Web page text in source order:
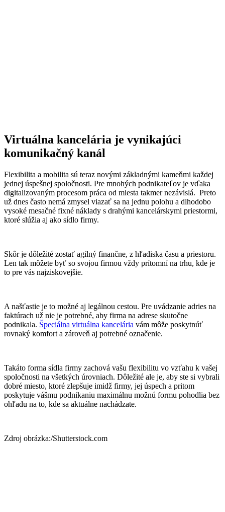
Virtuálna kancelária je vynikajúci
komunikačný kanál
Flexibilita a mobilita sú teraz novými základnými kameňmi každej
jednej úspešnej spoločnosti. Pre mnohých podnikateľov je vďaka
digitalizovaným procesom práca od miesta takmer nezávislá. Preto
už dnes často nemá zmysel viazať sa na jednu polohu a dlhodobo
vysoké mesačné fixné náklady s drahými kancelárskymi priestormi,
ktoré slúžia aj ako sídlo firmy.
Skôr je dôležité zostať agilný finančne, z hľadiska času a priestoru.
Len tak môžete byť so svojou firmou vždy prítomní na trhu, kde je
to pre vás najziskovejšie.
A našťastie je to možné aj legálnou cestou. Pre uvádzanie adries na
faktúrach už nie je potrebné, aby firma na adrese skutočne
podnikala. Špeciálna virtuálna kancelária vám môže poskytnúť
rovnaký komfort a zároveň aj potrebné označenie.
Takáto forma sídla firmy zachová vašu flexibilitu vo vzťahu k vašej
spoločnosti na všetkých úrovniach. Dôležité ale je, aby ste si vybrali
dobré miesto, ktoré zlepšuje imidž firmy, jej úspech a pritom
poskytuje vášmu podnikaniu maximálnu možnú formu pohodlia bez
ohľadu na to, kde sa aktuálne nachádzate.
Zdroj obrázka:/Shutterstock.com